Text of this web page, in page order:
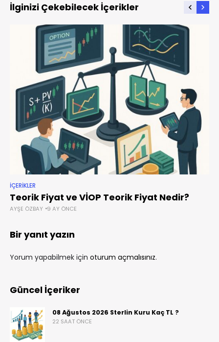
İlginizi Çekebilecek İçerikler
İÇERIKLER
Teorik Fiyat ve VİOP Teorik Fiyat Nedir?
AYŞE ÖZBAY 9 AY ÖNCE
Bir yanıt yazın
Yorum yapabilmek için oturum açmalısınız.
Güncel İçeriker
08 Ağustos 2026 Sterlin Kuru Kaç TL ?
22 SAAT ÖNCE